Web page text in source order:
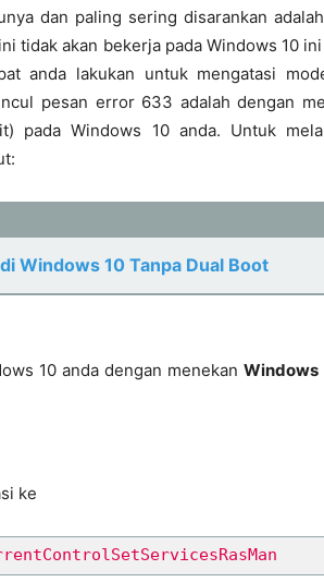
dan paling sering disarankan
tidak akan bekerja pada Windows 10
anda lakukan untuk mengatasi
pesan error 633 adalah dengan
pada Windows 10 anda. Untuk
Windows 10 Tanpa Dual Boot
10 anda dengan menekanWindows
ke